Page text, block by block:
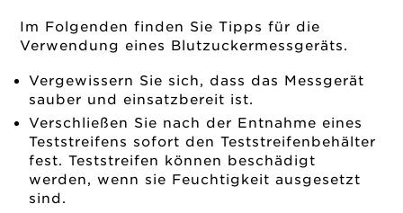
Im Folgenden finden Sie Tipps für die
Verwendung eines Blutzuckermessgeräts.
Vergewissern Sie sich, dass das Messgerät
sauber und einsatzbereit ist.
Verschließen Sie nach der Entnahme eines
Teststreifens sofort den Teststreifenbehälter
fest. Teststreifen können beschädigt
werden, wenn sie Feuchtigkeit ausgesetzt
sind.